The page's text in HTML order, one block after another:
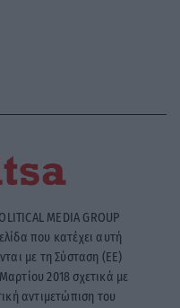
MEDIA GROUP
που κατέχει αυτή
με τη Σύσταση (ΕΕ)
2018 σχετικά με
αντιμετώπιση του